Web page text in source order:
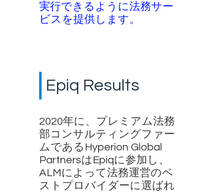
実行できるように法務サー
ビスを提供します。
Epiq Results
2020年に、プレミアム法務
部コンサルティングファー
ムであるHyperion Global
PartnersはEpiqに参加し、
ALMによって法務運営のベ
ストプロバイダーに選ばれ